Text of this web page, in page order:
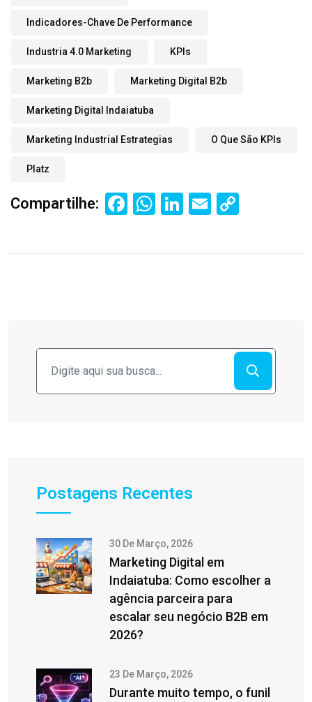
Indicadores-Chave De Performance
Industria 4.0 Marketing KPIs
Marketing B2b Marketing Digital B2b
Marketing Digital Indaiatuba
Marketing Industrial Estrategias O Que São KPIs
Platz
Compartilhe: Facebook
WhatsApp
LinkedIn
Email
Postagens Recentes
30 De Março, 2026
Marketing Digital em
Indaiatuba: Como escolher a
agência parceira para
escalar seu negócio B2B em
2026?
23 De Março, 2026
Durante muito tempo, o funil